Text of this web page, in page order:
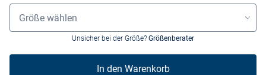
Größenauswahl
Größe wählen
Unsicher bei der Größe? Größenberater
In den Warenkorb